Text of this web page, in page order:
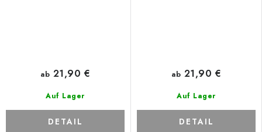
Auf Lager
ab 21,90 €
DETAIL
Auf Lager
ab 21,90 €
DETAIL